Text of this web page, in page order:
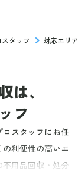
タッフ 対応エリア
は、
フ
スタッフにお任
利便性の高いエ
用品回収・処分